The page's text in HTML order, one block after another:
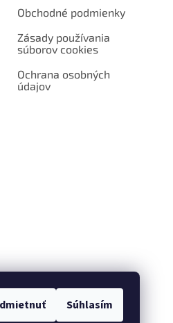
Súhlasím
Obchodné podmienky
Zásady používania
súborov cookies
Ochrana osobných
údajov